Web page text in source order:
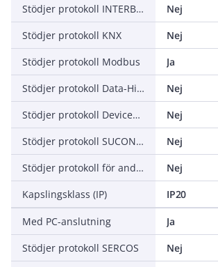
Stödjer protokoll INTERBUS
Nej
Stödjer protokoll KNX
Nej
Stödjer protokoll Modbus
Ja
Stödjer protokoll Data-Highway
Nej
Stödjer protokoll DeviceNet
Nej
Stödjer protokoll SUCONET
Nej
Stödjer protokoll för andra bussystem
Nej
Kapslingsklass (IP)
IP20
Med PC-anslutning
Ja
Stödjer protokoll SERCOS
Nej